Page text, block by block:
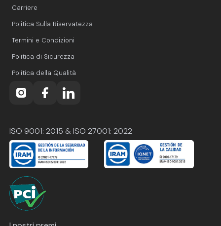
Carriere
Politica Sulla Riservatezza
Termini e Condizioni
Politica di Sicurezza
Politica della Qualità
ISO 9001: 2015 & ISO 27001: 2022